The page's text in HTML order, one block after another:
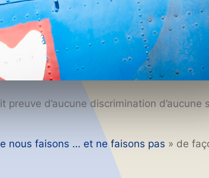
d’aucune discrimination d’aucune
nous faisons … et ne faisons pas » de